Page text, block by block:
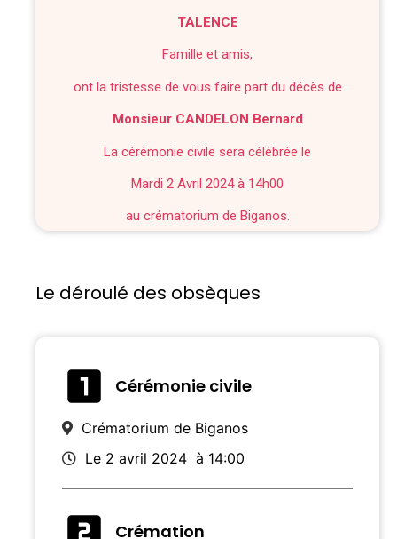
TALENCE
Famille et amis,
ont la tristesse de vous faire part du décès de
Monsieur CANDELON Bernard
La cérémonie civile sera célébrée le
Mardi 2 Avril 2024 à 14h00
au crématorium de Biganos.
Le déroulé des obsèques
Cérémonie civile
Crématorium de Biganos
Le 2 avril 2024 à 14:00
Crémation